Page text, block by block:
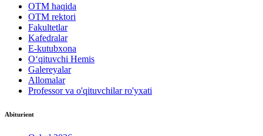
OTM haqida
OTM rektori
Fakultetlar
Kafedralar
E-kutubxona
O‘qituvchi Hemis
Galereyalar
Allomalar
Professor va o'qituvchilar ro'yxati
Abiturient